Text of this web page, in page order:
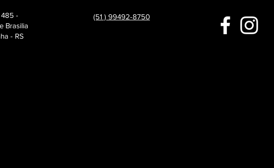
485 -
Brasilia
- RS
(51 ) 99492-8750